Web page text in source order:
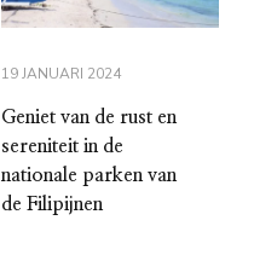
19 JANUARI 2024
Geniet van de rust en
sereniteit in de
nationale parken van
de Filipijnen